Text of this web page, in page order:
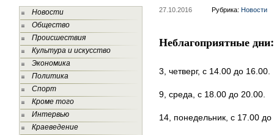
Новости
Общество
Происшествия
Культура и искусство
Экономика
Политика
Спорт
Кроме того
Интервью
Краеведение
27.10.2016 Рубрика: Новости
Неблагоприятные
3, четверг, с 14.00 до 16.00.
9, среда, с 18.00 до 20.00.
14, понедельник, с 17.00